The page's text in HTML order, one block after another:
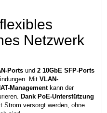
Netzwerk
Ports und 2 10GbE SFP-Ports
Mit VLAN-
Managementkann der
Dank PoE-Unterstützung
Strom versorgt werden, ohne